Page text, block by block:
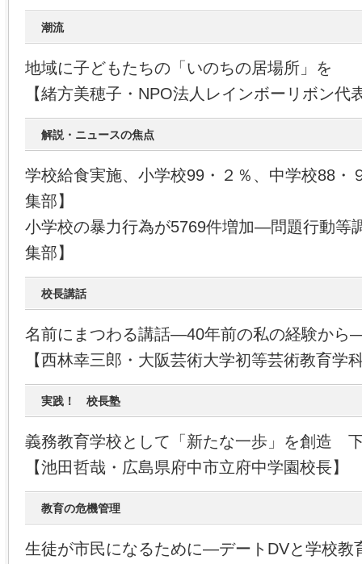
潮流
地域に子どもたちの「いのちの居場所」を
【緒方美穂子・NPO法人レインボーリボン代
解説・ニュースの焦点
学校給食実施、小学校99・２％、中学校88・
集部】
小学校の暴力行為が5769件増加―問題行動等
集部】
校長講話
名前にまつわる講話―40年前の私の経験から
【西林幸三郎・大阪芸術大学初等芸術教育学
実践！ 校長塾
義務教育学校として「新たな一歩」を創造
【池田哲哉・広島県府中市立府中学園校長】
教育の危機管理
生徒が市民になるために―デートDVと学校教